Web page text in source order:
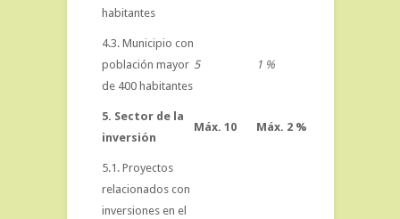
habitantes
4.3. Municipio con
población mayor
de 400 habitantes
5 1 %
5. Sector de la
inversión
Máx. 10 Máx. 2 %
5.1. Proyectos
relacionados con
inversiones en el